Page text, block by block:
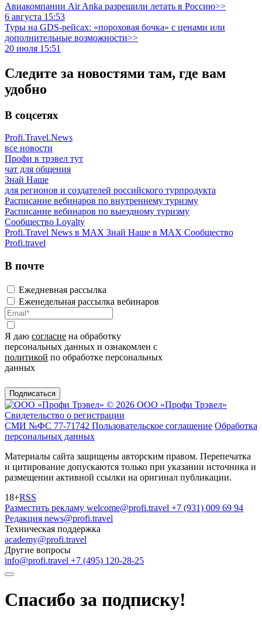
Авиакомпании Air Anka разрешили летать в Россию>>
6 августа 15:53
Туры на GDS-рейсах: «пороховая бочка» с ценами или
дополнительные возможности>>
20 июля 15:51
Следите за новостями там, где вам
удобно
В соцсетях
Profi.Travel.News
все новости
Профи в трэвел тут
чат для общения
Знай Наше
для регионов и создателей российского турпродукта
Расписание вебинаров по внутреннему туризму
Расписание вебинаров по выездному туризму
Сообщество Loyalty
Profi.Travel News в MAX Знай Наше в MAX Сообщество
Profi.travel
В почте
Ежедневная рассылка
Еженедельная рассылка вебинаров
Я даю согласие на обработку
персональных данных и ознакомлен с
политикой по обработке персональных
данных
Подписаться
© 2026 ООО «Профи Трэвeл»
Свидетельство о регистрации
СМИ №ФС 77-71742 Пользовательское соглашение Обработка
персональных данных
Материалы сайта защищены авторским правом. Перепечатка
и цитирование допускаются только при указании источника и
размещении активной ссылки на оригинал публикации.
18+RSS
Разместить рекламу welcome@profi.travel +7 (931) 009 69 94
Редакция news@profi.travel
Техническая поддержка
academy@profi.travel
Другие вопросы
info@profi.travel +7 (495) 120-28-25
Спасибо за подписку!